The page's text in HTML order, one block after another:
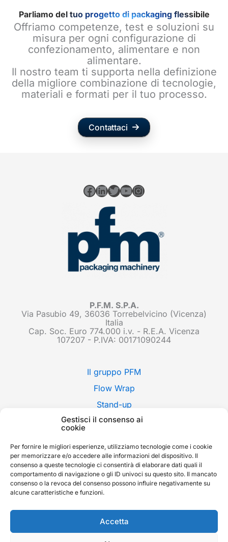
Gestisci il consenso ai
cookie
Per fornire le migliori esperienze, utilizziamo tecnologie come i cookie
per memorizzare e/o accedere alle informazioni del dispositivo. Il
consenso a queste tecnologie ci consentirà di elaborare dati quali il
comportamento di navigazione o gli ID univoci su questo sito. Il mancato
consenso o la revoca del consenso possono influire negativamente su
alcune caratteristiche e funzioni.
Accetta
Parliamo del tuo progetto di packaging flessibile
Offriamo competenze, test e soluzioni su
misura per ogni configurazione di
confezionamento, alimentare e non
alimentare.
Il nostro team ti supporta nella definizione
della migliore combinazione di tecnologie,
materiali e formati per il tuo processo.
Contattaci
Facebook
LinkedIn
Twitter
YouTube
Instagram
P.F.M. S.P.A.
Via Pasubio 49, 36036 Torrebelvicino (Vicenza)
Italia
Cap. Soc. Euro 774.000 i.v. - R.E.A. Vicenza
107207 - P.IVA: 00171090244
Il gruppo PFM
Flow Wrap
Stand-up
Applicazioni
Fiere
News
Contatti
English